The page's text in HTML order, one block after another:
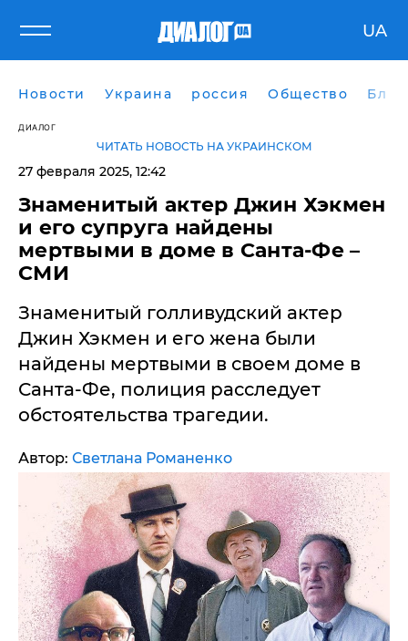
UA
Новости Украина россия Общество
ДИАЛОГ
ЧИТАТЬ НОВОСТЬ НА УКРАИНСКОМ
27 февраля 2025, 12:42
Знаменитый актер Джин Хэкмен
и его супруга найдены
мертвыми в доме в Санта-Фе –
СМИ
Знаменитый голливудский актер
Джин Хэкмен и его жена были
найдены мертвыми в своем доме в
Санта-Фе, полиция расследует
обстоятельства трагедии.
Автор: Светлана Романенко